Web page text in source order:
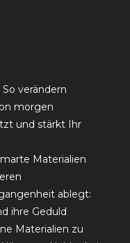
verändern
morgen
und stärkt Ihr
Materialien
ablegt:
ihre Geduld
Materialien zu